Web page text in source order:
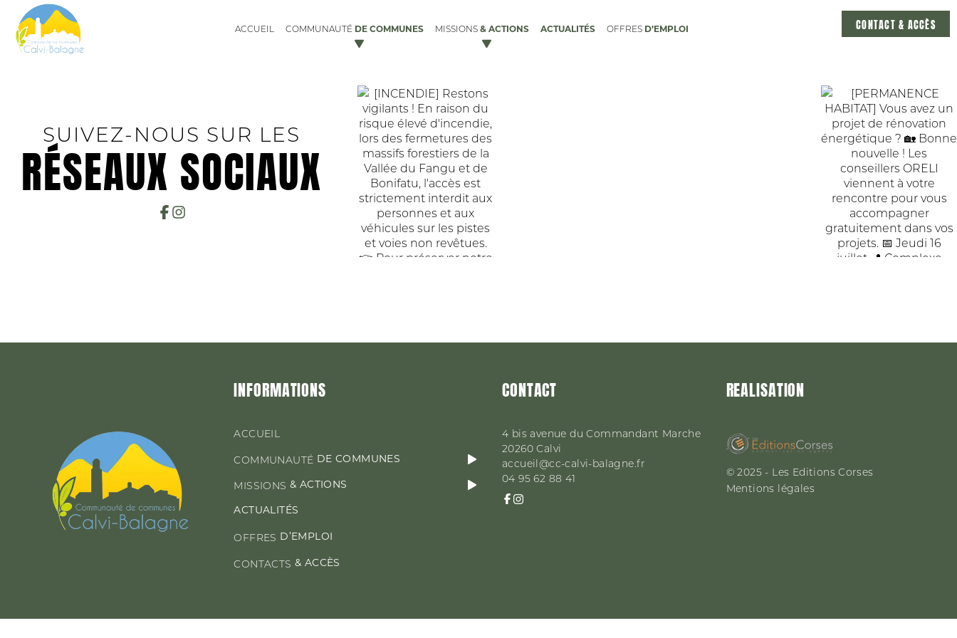
ACCUEIL COMMUNAUTÉ DE COMMUNES
COMMISSIONS
MISSIONS& ACTIONS
AIRE D'ACCUEIL DES GENS DU VOYAGE
ACTUALITÉS OFFRES D’EMPLOI CONTACT & ACCÈS
SUIVEZ-NOUS SUR LES
RÉSEAUX SOCIAUX
INFORMATIONS
ACCUEIL
COMMUNAUTÉ DE COMMUNES
MISSIONS& ACTIONS
ACTUALITÉS
OFFRES D’EMPLOI
CONTACTS& ACCÈS
CONTACT
4 bis avenue du Commandant Marche
20260 Calvi
accueil@cc-calvi-balagne.fr
04 95 62 88 41
REALISATION
© 2025 - Les Editions Corses
Mentions légales